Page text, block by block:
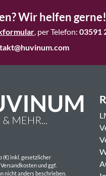
Wir helfen gerne!
, per Telefon: 03591
(€) inkl. gesetzlicher
und ggf.
nicht anders beschrieben.